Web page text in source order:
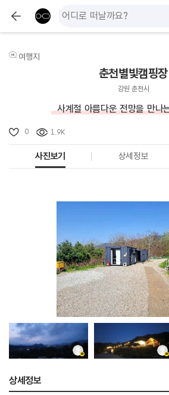
여행지
춘천별빛캠핑장
강원 춘천시
사계절 아름다운 전망을 만나
0 1.9K
사진보기 상세정보
상세정보